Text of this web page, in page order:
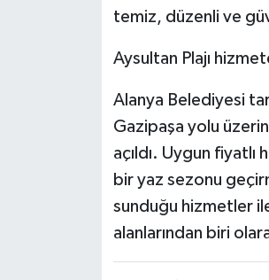
temiz, düzenli ve
Aysultan Plajı
Alanya Belediyesi
Gazipaşa yolu
açıldı. Uygun
bir yaz sezonu
sunduğu hizmetler
alanlarından biri